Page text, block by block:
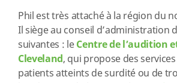
Phil est très attaché à la région du
Il siège au conseil d’administration
suivantes : leCentre de l’audition
Cleveland, qui propose des
patients atteints de surdité ou de